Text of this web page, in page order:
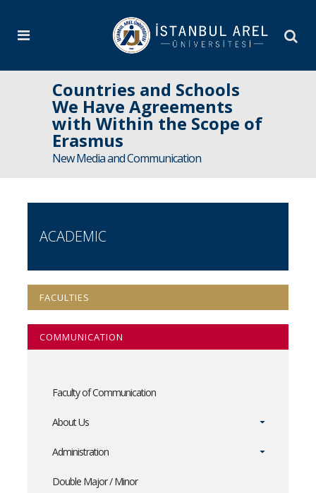
Countries and Schools
We Have Agreements
with Within the Scope of
Erasmus
New Media and Communication
ACADEMIC
FACULTIES
COMMUNICATION
Faculty of Communication
About Us
Administration
Double Major / Minor